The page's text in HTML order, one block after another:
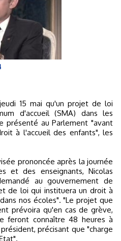
d'accueil (SMA) dans les
présenté au Parlement "avant
à l'accueil des enfants", les
prononcée après la journée
et des enseignants, Nicolas
au gouvernement de
de loi qui instituera un droit à
nos écoles". "Le projet que
prévoira qu'en cas de grève,
feront connaître 48 heures à
précisant que "charge